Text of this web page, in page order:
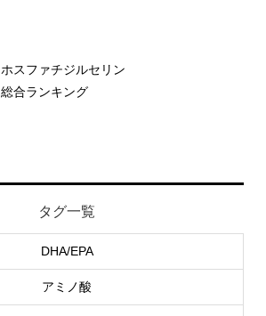
ホスファチジルセリン
総合ランキング
タグ一覧
DHA/EPA
アミノ酸